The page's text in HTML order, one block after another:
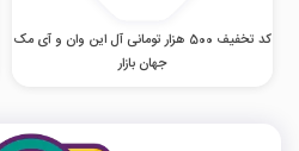
کد تخفیف 500 هزار تومانی آل این وان و آی مک
جهان بازار